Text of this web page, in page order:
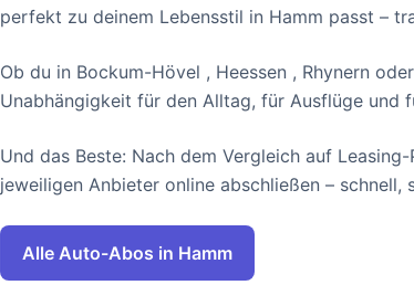
perfekt zu deinem Lebensstil in Hamm passt –
Ob du in Bockum-Hövel , Heessen , Rhynern
Unabhängigkeit für den Alltag, für Ausflüge und
Und das Beste: Nach dem Vergleich auf
jeweiligen Anbieter online abschließen – schnell,
Alle Auto-Abos in Hamm